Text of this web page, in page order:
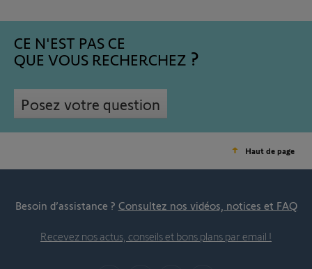
CE N'EST PAS CE
QUE VOUS RECHERCHEZ
Posez votre question
Haut de page
Besoin d’assistance ? Consultez nos vidéos, notices et FAQ
Recevez nos actus, conseils et bons plans par email !